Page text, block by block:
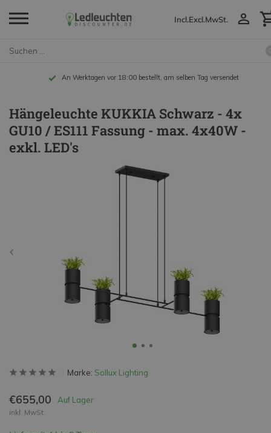
Incl.Excl.MwSt.
An Werktagen vor 18:00 bestellt, am selben Tag versendet
Hängeleuchte KUKKIA Schwarz - 4x
GU10 / ES111 Fassung - max. 4x40W -
exkl. LED's
Marke: Sollux Lighting
€655,00 Auf Lager
inkl. MwSt.